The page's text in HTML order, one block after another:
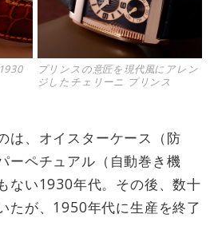
プリンスの意匠を現代風にアレン
ジしたチェリーニ プリンス
は、オイスターケース（防
ーペチュアル（自動巻き機
ない1930年代。その後、数十
たが、1950年代に生産を終了